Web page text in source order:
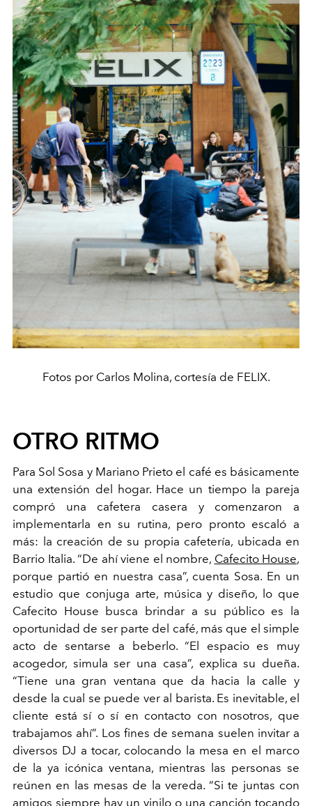
Fotos por Carlos Molina, cortesía de FELIX.
OTRO RITMO
Para Sol Sosa y Mariano Prieto el café es básicamente
una extensión del hogar. Hace un tiempo la pareja
compró una cafetera casera y comenzaron a
implementarla en su rutina, pero pronto escaló a
más: la creación de su propia cafetería, ubicada en
Barrio Italia. “De ahí viene el nombre, Cafecito House,
porque partió en nuestra casa”, cuenta Sosa. En un
estudio que conjuga arte, música y diseño, lo que
Cafecito House busca brindar a su público es la
oportunidad de ser parte del café, más que el simple
acto de sentarse a beberlo. “El espacio es muy
acogedor, simula ser una casa”, explica su dueña.
“Tiene una gran ventana que da hacia la calle y
desde la cual se puede ver al barista. Es inevitable, el
cliente está sí o sí en contacto con nosotros, que
trabajamos ahí”. Los fines de semana suelen invitar a
diversos DJ a tocar, colocando la mesa en el marco
de la ya icónica ventana, mientras las personas se
reúnen en las mesas de la vereda. “Si te juntas con
amigos siempre hay un vinilo o una canción tocando